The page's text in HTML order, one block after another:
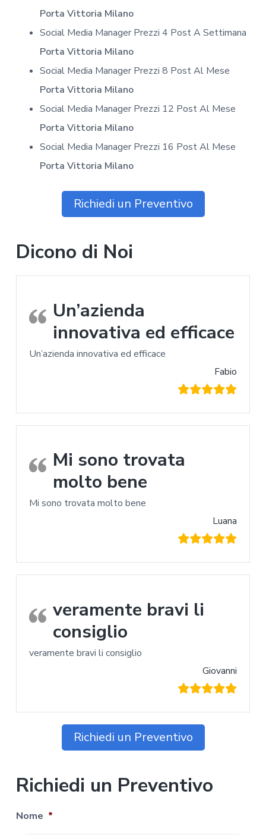
Porta Vittoria Milano
Social Media Manager Prezzi 4 Post A Settimana
Porta Vittoria Milano
Social Media Manager Prezzi 8 Post Al Mese
Porta Vittoria Milano
Social Media Manager Prezzi 12 Post Al Mese
Porta Vittoria Milano
Social Media Manager Prezzi 16 Post Al Mese
Porta Vittoria Milano
Richiedi un Preventivo
Dicono di Noi
Un’azienda
innovativa ed efficace
Un’azienda innovativa ed efficace
Fabio
Mi sono trovata
molto bene
Mi sono trovata molto bene
Luana
veramente bravi li
consiglio
veramente bravi li consiglio
Giovanni
Richiedi un Preventivo
Richiedi un Preventivo
Nome *